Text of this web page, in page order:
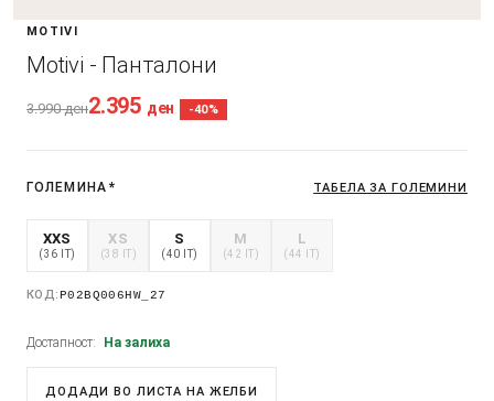
MOTIVI
Motivi - Панталони
3.990ден2.395 ден -40%
ГОЛЕМИНА * ТАБЕЛА ЗА ГОЛЕМИНИ
XXS
(36 IT)
XS
(38 IT)
S
(40 IT)
M
(42 IT)
L
(44 IT)
КОД: P02BQ006HW_27
Достапност: На залиха
ДОДАДИ ВО ЛИСТА НА ЖЕЛБИ